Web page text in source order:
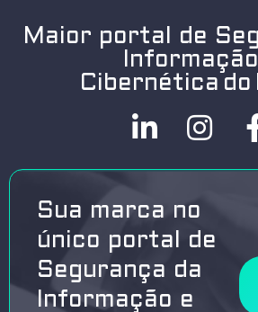
Maior portal de
Cibernética do
Sua marca no
único portal de
Segurança da
Informação e